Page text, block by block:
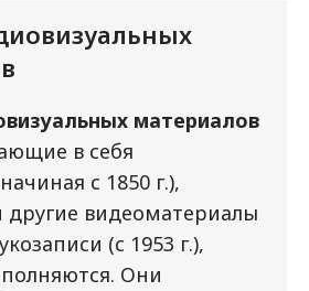
материалов
в себя
с 1850 г.),
другие видеоматериалы
(с 1953 г.),
Они